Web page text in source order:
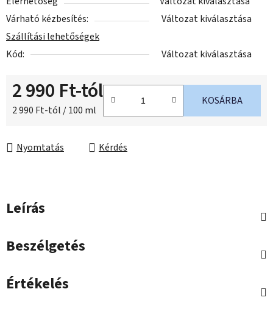
Várható kézbesítés:
Változat kiválasztása
Szállítási lehetőségek
Kód:
Változat kiválasztása
2 990 Ft-tól
Egységár:
2 990 Ft-tól / 100 ml
KOSÁRBA
Nyomtatás Kérdés
Leírás
Beszélgetés
Értékelés